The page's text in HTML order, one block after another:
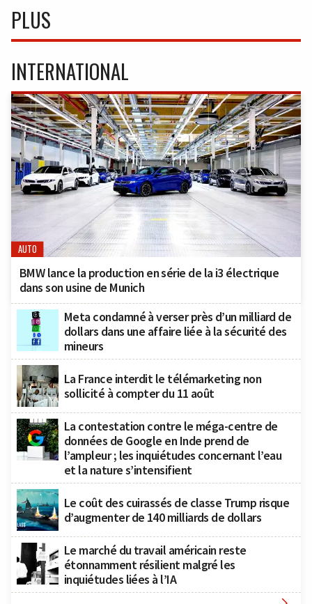
PLUS
INTERNATIONAL
AUTO
BMW lance la production en série de la i3 électrique
dans son usine de Munich
Meta condamné à verser près d’un milliard de
dollars dans une affaire liée à la sécurité des
mineurs
La France interdit le télémarketing non
sollicité à compter du 11 août
La contestation contre le méga-centre de
données de Google en Inde prend de
l’ampleur ; les inquiétudes concernant l’eau
et la nature s’intensifient
Le coût des cuirassés de classe Trump risque
d’augmenter de 140 milliards de dollars
Le marché du travail américain reste
étonnamment résilient malgré les
inquiétudes liées à l’IA